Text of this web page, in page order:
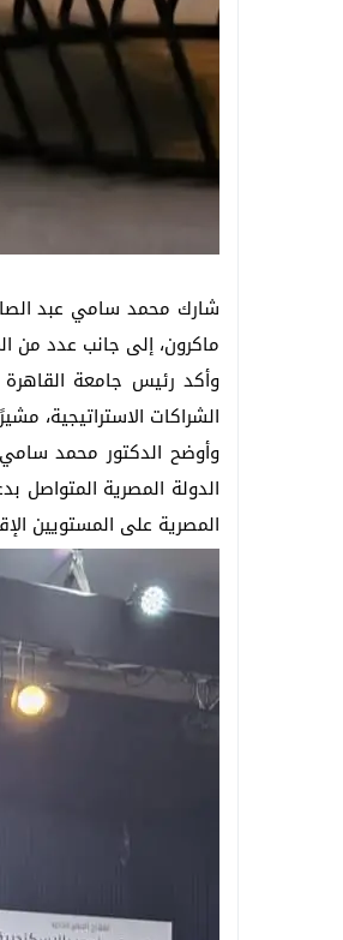
شارك محمد سامي عبد
ماكرون، إلى جانب عدد من
وأكد رئيس جامعة القاهرة
الشراكات الاستراتيجية،
وأوضح الدكتور محمد سامي
الدولة المصرية المتواصل
المصرية على المستويين